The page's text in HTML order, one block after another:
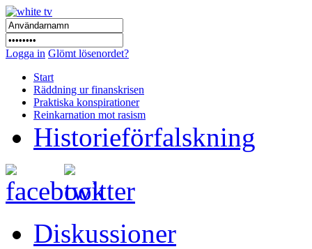
Logga in Glömt lösenordet?
Start
Räddning ur finanskrisen
Praktiska konspirationer
Reinkarnation mot rasism
Historieförfalskning
Diskussioner